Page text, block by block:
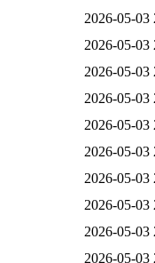
2026-05-03
2026-05-03
2026-05-03
2026-05-03
2026-05-03
2026-05-03
2026-05-03
2026-05-03
2026-05-03
2026-05-03